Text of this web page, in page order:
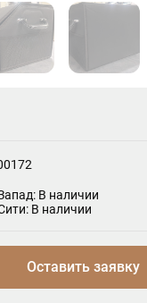
В наличии
В наличии
Оставить заявку